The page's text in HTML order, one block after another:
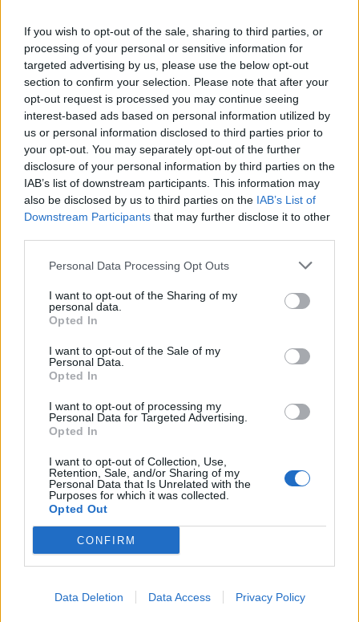
If you wish to opt-out of the sale, sharing to third parties, or
processing of your personal or sensitive information for
targeted advertising by us, please use the below opt-out
section to confirm your selection. Please note that after your
opt-out request is processed you may continue seeing
interest-based ads based on personal information utilized by
us or personal information disclosed to third parties prior to
your opt-out. You may separately opt-out of the further
disclosure of your personal information by third parties on the
IAB’s list of downstream participants. This information may
also be disclosed by us to third parties on the IAB’s List of
Downstream Participants that may further disclose it to other
Personal Data Processing Opt Outs
I want to opt-out of the Sharing of my
personal data.
Opted In
I want to opt-out of the Sale of my
Personal Data.
Opted In
I want to opt-out of processing my
Personal Data for Targeted Advertising.
Opted In
I want to opt-out of Collection, Use,
Retention, Sale, and/or Sharing of my
Personal Data that Is Unrelated with the
Purposes for which it was collected.
Opted Out
CONFIRM
Data Deletion Data Access Privacy Policy
«Ας κρατήσουμε ένα κλαδάκι
κατανόησης για ένα νέο, σεμνό,
εργατικό και με πολλές ευαισθησίες
κορίτσι»
Τόλμησε και γέλασε; Στην πυρά! Όλοι
οι άλλοι είναι αθώοι...